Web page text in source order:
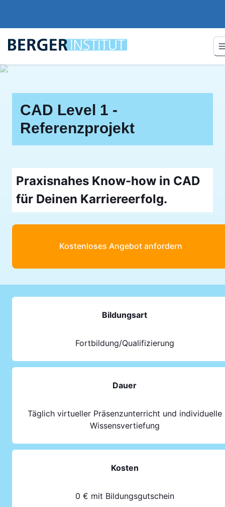
CAD Level 1 -
Referenzprojekt
Praxisnahes Know-how in CAD
für Deinen Karriereerfolg.
Kostenloses Angebot anfordern
Bildungsart
Fortbildung/Qualifizierung
Dauer
Täglich virtueller Präsenzunterricht und individuelle
Wissensvertiefung
Kosten
0 € mit Bildungsgutschein